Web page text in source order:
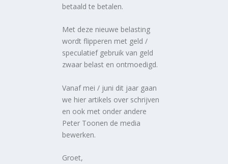
betaald te betalen.
Met deze nieuwe belasting
wordt flipperen met geld /
speculatief gebruik van geld
zwaar belast en ontmoedigd.
Vanaf mei / juni dit jaar gaan
we hier artikels over schrijven
en ook met onder andere
Peter Toonen de media
bewerken.
Groet,